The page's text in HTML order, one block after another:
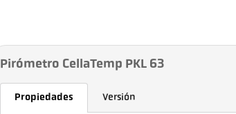
Pirómetro CellaTemp PKL 63
Propiedades Versión